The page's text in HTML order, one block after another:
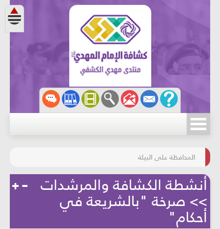
مسابقة الركب الحسينيّ
المحافظة على البيئة
أنشطة الكشافة والمرشدات
>> صرخة "بالشريعة في
أحكام"